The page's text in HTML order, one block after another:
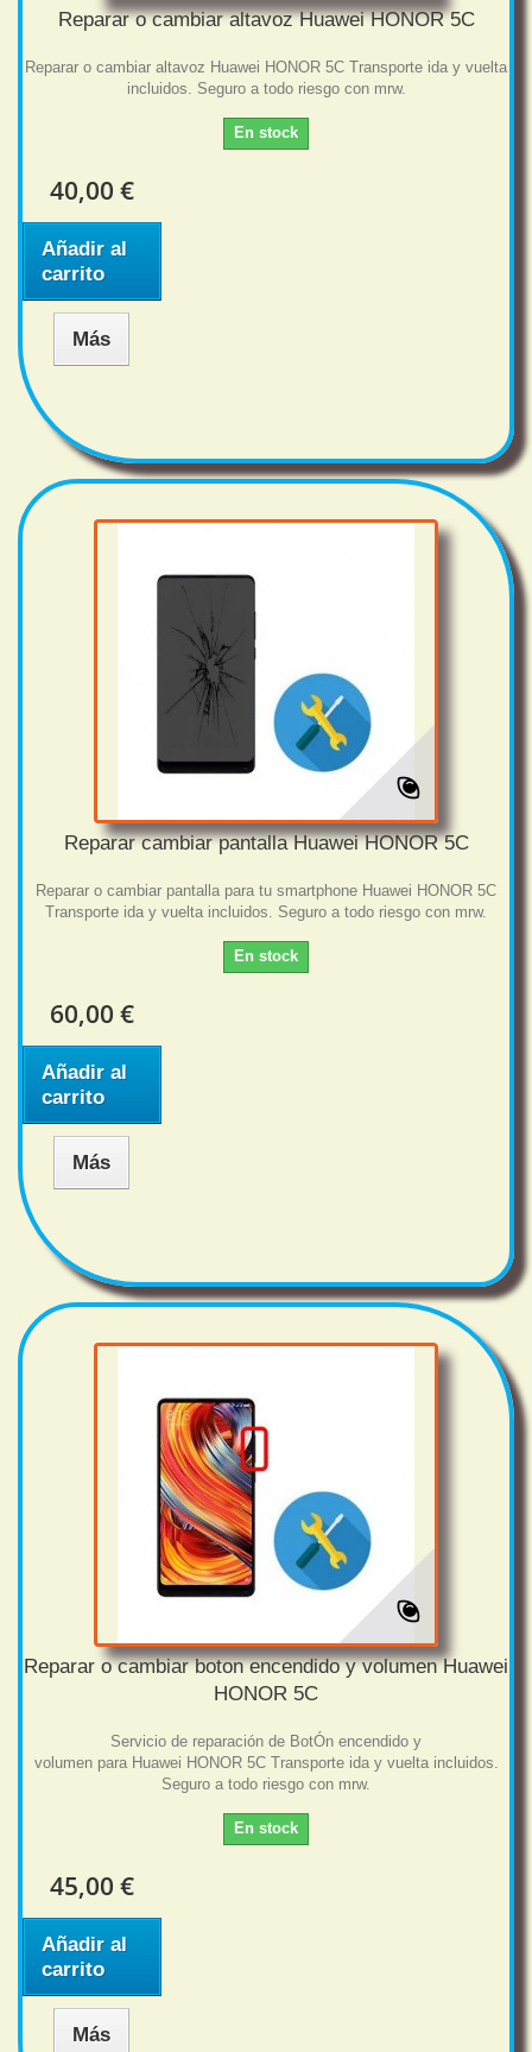
Reparar o cambiar altavoz Huawei HONOR 5C
Reparar o cambiar altavoz Huawei HONOR 5C Transporte ida y vuelta
incluidos. Seguro a todo riesgo con mrw.
En stock
40,00 €
Añadir al
carrito
Más
Reparar cambiar pantalla Huawei HONOR 5C
Reparar o cambiar pantalla para tu smartphone Huawei HONOR 5C
Transporte ida y vuelta incluidos. Seguro a todo riesgo con mrw.
En stock
60,00 €
Añadir al
carrito
Más
Reparar o cambiar boton encendido y volumen Huawei
HONOR 5C
Servicio de reparación de BotÓn encendido y
volumen para Huawei HONOR 5C Transporte ida y vuelta incluidos.
Seguro a todo riesgo con mrw.
En stock
45,00 €
Añadir al
carrito
Más